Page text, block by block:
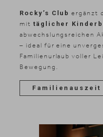
Rocky’s Club ergänzt
mit täglicher
abwechslungsreichen
– ideal für eine
Familienurlaub voller
Bewegung.
Familienauszeit